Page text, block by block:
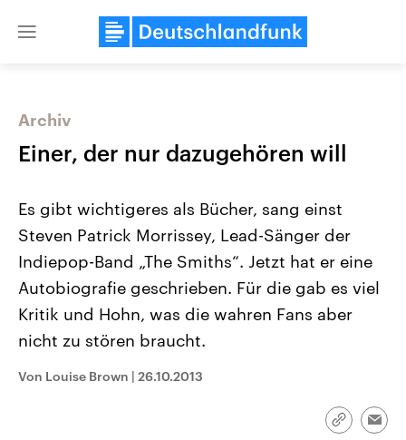
Close
Landtagswahl Sachsen-Anhalt
2026
Alle Informationen
September 2026 einen neuen
USA
mit großem Einfluss auf
aktuelle Weltgeschehen.
Archiv
Einer, der nur dazugehören will
Es gibt wichtigeres als Bücher, sang einst
Steven Patrick Morrissey, Lead-Sänger der
Indiepop-Band „The Smiths“. Jetzt hat er eine
Autobiografie geschrieben. Für die gab es viel
Kritik und Hohn, was die wahren Fans aber
nicht zu stören braucht.
Von Louise Brown | 26.10.2013
Link